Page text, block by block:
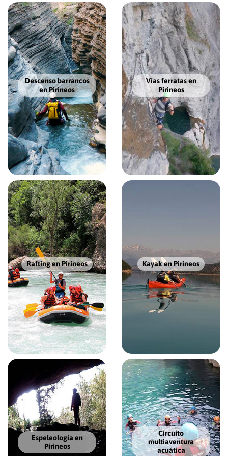
Descenso barrancos
en Pirineos
Vías ferratas en
Pirineos
Rafting en Pirineos Kayak en Pirineos
Espeleología en
Pirineos
Circuito
multiaventura
acuática